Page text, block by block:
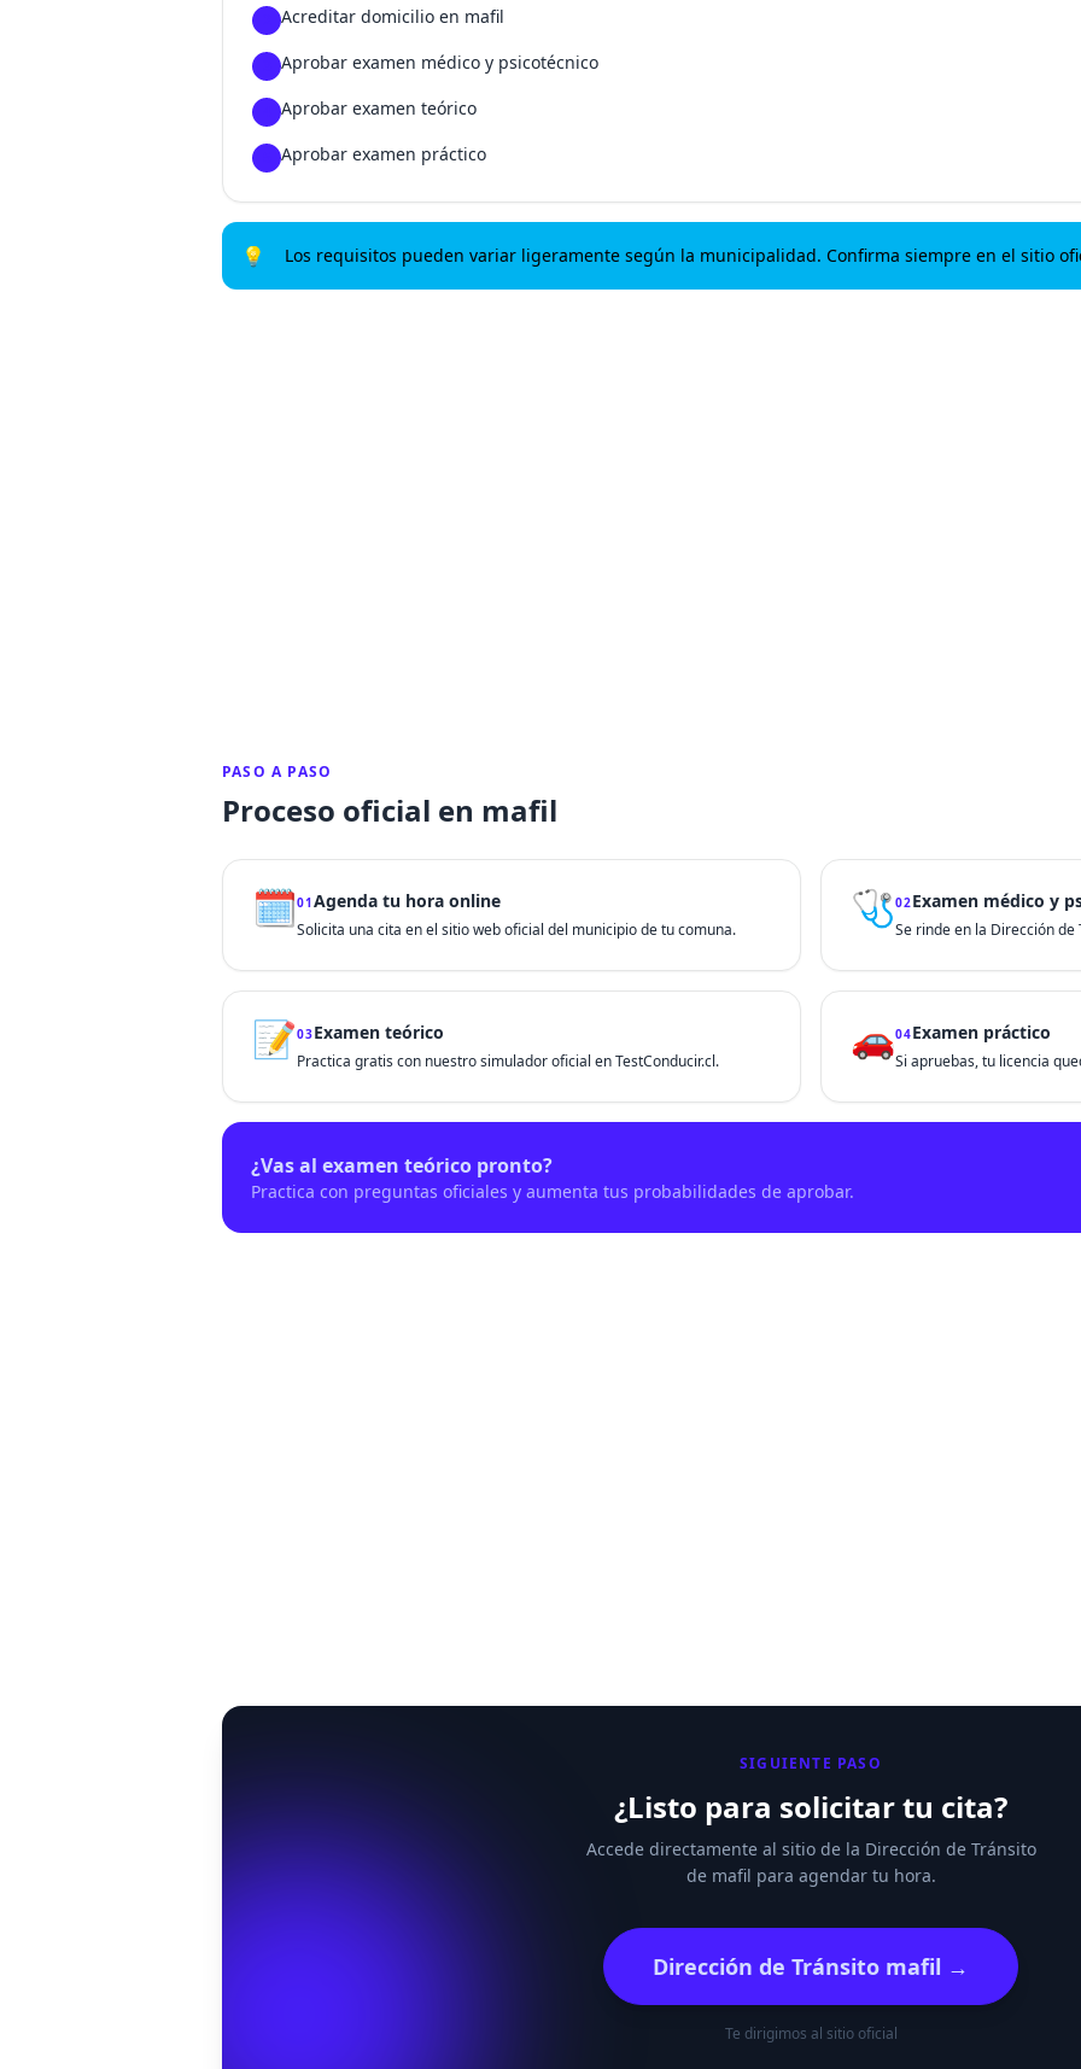
Acreditar domicilio en mafil
Aprobar examen médico y psicotécnico
Aprobar examen teórico
Aprobar examen práctico
💡 Los requisitos pueden variar ligeramente según la municipalidad. Confirma siempre en el sitio
PASO A PASO
Proceso oficial en mafil
🗓️01Agenda tu hora online
Solicita una cita en el sitio web oficial del municipio de tu comuna. 🩺02Examen médico y
Se rinde en la Dirección
📝03Examen teórico
Practica gratis con nuestro simulador oficial en TestConducir.cl. 🚗04Examen práctico
Si apruebas, tu licencia
¿Vas al examen teórico pronto?
Practica con preguntas oficiales y aumenta tus probabilidades de aprobar.
SIGUIENTE PASO
¿Listo para solicitar tu cita?
Accede directamente al sitio de la Dirección de Tránsito
de mafil para agendar tu hora.
Dirección de Tránsito mafil →
Te dirigimos al sitio oficial